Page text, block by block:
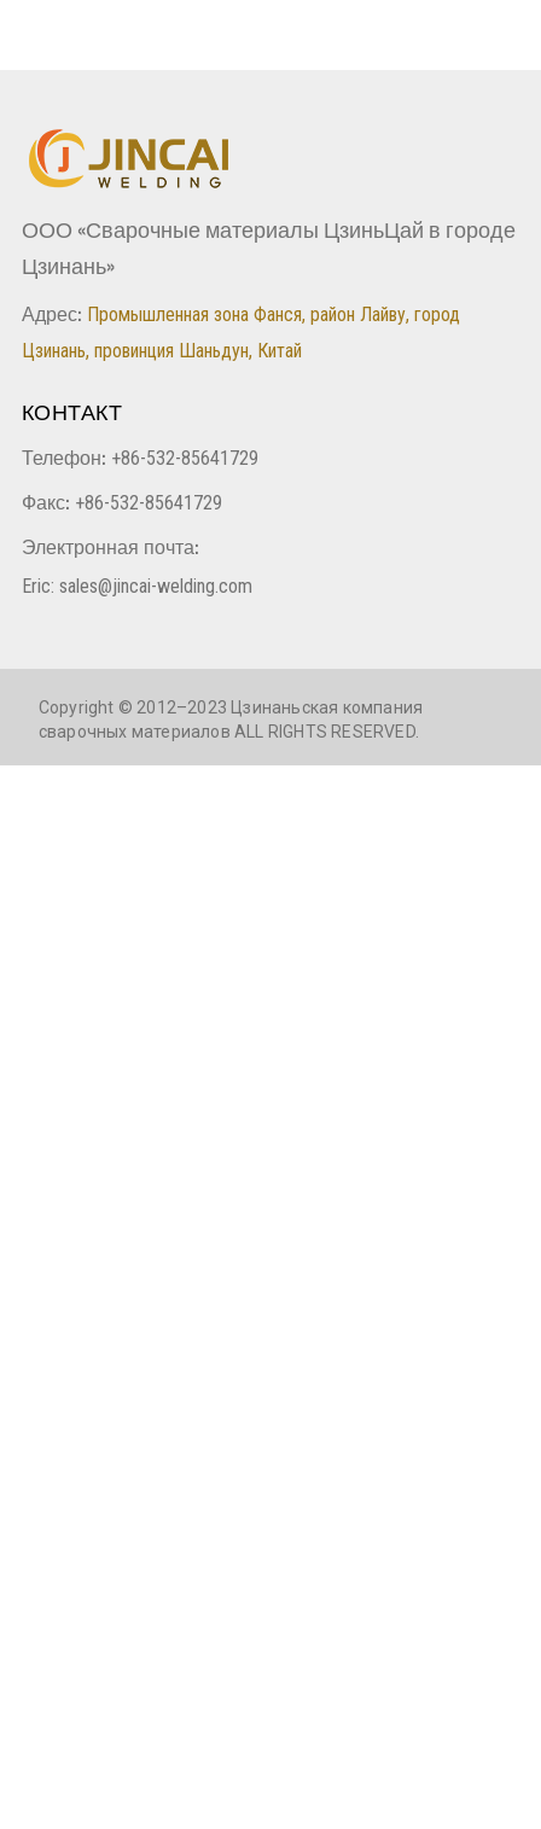
ООО «Сварочные материалы ЦзиньЦай в городе
Цзинань»
Адрес: Промышленная зона Фанся, район Лайву, город
Цзинань, провинция Шаньдун, Китай
КОНТАКТ
Телефон: +86-532-85641729
Факс: +86-532-85641729
Электронная почта:
Eric: sales@jincai-welding.com
Copyright © 2012–2023 Цзинаньская компания
сварочных материалов ALL RIGHTS RESERVED.